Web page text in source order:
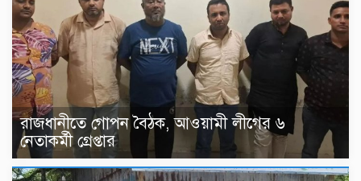
রাজধানীতে গোপন বৈঠক, আওয়ামী লীগের ৬
নেতাকর্মী গ্রেপ্তার